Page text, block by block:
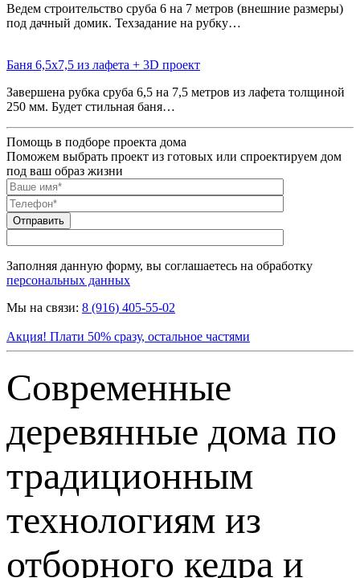
Ведем строительство сруба 6 на 7 метров (внешние размеры)
под дачный домик. Техзадание на рубку…
Баня 6,5х7,5 из лафета + 3D проект
Завершена рубка сруба 6,5 на 7,5 метров из лафета толщиной
250 мм. Будет стильная баня…
Помощь в подборе проекта дома
Поможем выбрать проект из готовых или спроектируем дом
под ваш образ жизни
Заполняя данную форму, вы соглашаетесь на обработку
персональных данных
Мы на связи: 8 (916) 405-55-02
Акция! Плати 50% сразу, остальное частями
Современные
деревянные дома по
традиционным
технологиям из
отборного кедра и